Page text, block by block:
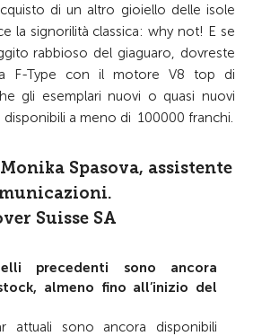
di un altro gioiello delle isole
la signorilità classica: why not! E se
rabbioso del giaguaro, dovreste
F-Type con il motore V8 top di
gli esemplari nuovi o quasi nuovi
a meno di 100000 franchi.
Spasova, assistente
Suisse SA
precedenti sono ancora
almeno fino all’inizio del
attuali sono ancora disponibili